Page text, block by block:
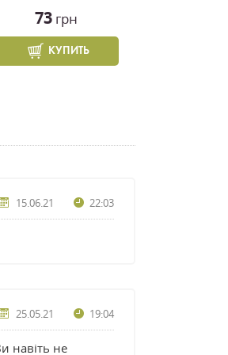
73 грн
КУПИТЬ
15.06.21 22:03
25.05.21 19:04
навіть не